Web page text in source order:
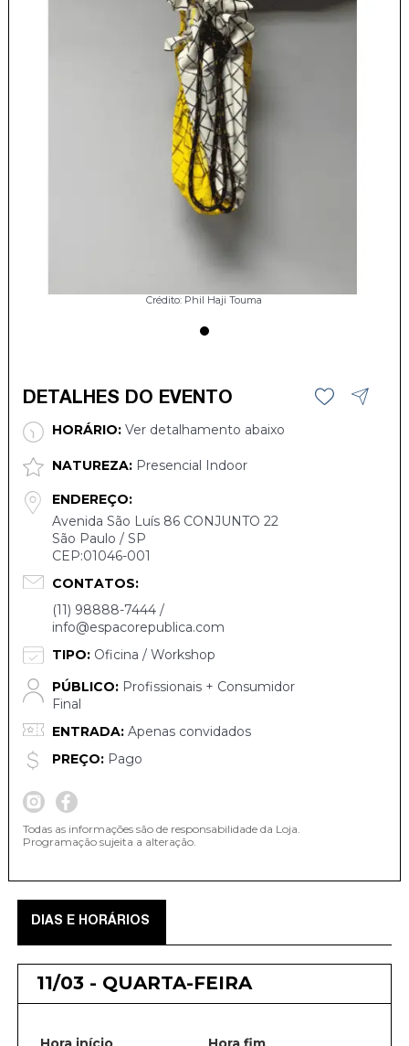
Crédito: Phil Haji Touma
DETALHES DO EVENTO
HORÁRIO:Ver detalhamento abaixo
NATUREZA:Presencial Indoor
ENDEREÇO:
Avenida São Luís 86 CONJUNTO 22
São Paulo / SP
CEP:01046-001
CONTATOS:
(11) 98888-7444 /
info@espacorepublica.com
TIPO:Oficina / Workshop
PÚBLICO:Profissionais + Consumidor
Final
ENTRADA:Apenas convidados
PREÇO:Pago
Todas as informações são de responsabilidade da Loja.
Programação sujeita a alteração.
DIAS E HORÁRIOS
11/03 - QUARTA-FEIRA